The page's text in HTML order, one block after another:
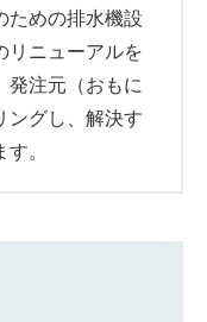
ための排水機設
リニューアルを
発注元（おもに
ングし、解決す
。